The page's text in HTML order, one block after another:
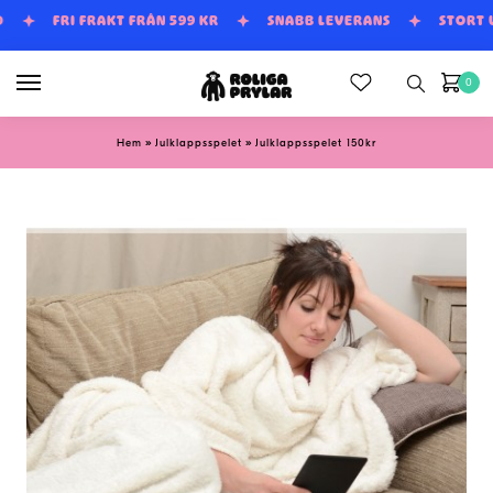
Skip
Skip
FRI FRAKT FRÅN 599 KR SNABB LEVERANS STORT
0
Hem » Julklappsspelet » Julklappsspelet 150kr